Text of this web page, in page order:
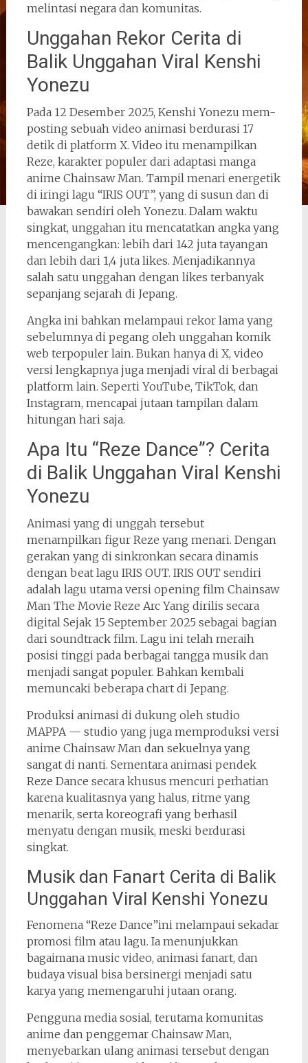
melintasi negara dan komunitas.
Unggahan Rekor Cerita di
Balik Unggahan Viral Kenshi
Yonezu
Pada 12 Desember 2025, Kenshi Yonezu mem-
posting sebuah video animasi berdurasi 17
detik di platform X. Video itu menampilkan
Reze, karakter populer dari adaptasi manga
anime Chainsaw Man. Tampil menari energetik
di iringi lagu “IRIS OUT”, yang di susun dan di
bawakan sendiri oleh Yonezu. Dalam waktu
singkat, unggahan itu mencatatkan angka yang
mencengangkan: lebih dari 142 juta tayangan
dan lebih dari 1,4 juta likes. Menjadikannya
salah satu unggahan dengan likes terbanyak
sepanjang sejarah di Jepang.
Angka ini bahkan melampaui rekor lama yang
sebelumnya di pegang oleh unggahan komik
web terpopuler lain. Bukan hanya di X, video
versi lengkapnya juga menjadi viral di berbagai
platform lain. Seperti YouTube, TikTok, dan
Instagram, mencapai jutaan tampilan dalam
hitungan hari saja.
Apa Itu “Reze Dance”? Cerita
di Balik Unggahan Viral Kenshi
Yonezu
Animasi yang di unggah tersebut
menampilkan figur Reze yang menari. Dengan
gerakan yang di sinkronkan secara dinamis
dengan beat lagu IRIS OUT. IRIS OUT sendiri
adalah lagu utama versi opening film Chainsaw
Man The Movie Reze Arc Yang dirilis secara
digital Sejak 15 September 2025 sebagai bagian
dari soundtrack film. Lagu ini telah meraih
posisi tinggi pada berbagai tangga musik dan
menjadi sangat populer. Bahkan kembali
memuncaki beberapa chart di Jepang.
Produksi animasi di dukung oleh studio
MAPPA — studio yang juga memproduksi versi
anime Chainsaw Man dan sekuelnya yang
sangat di nanti. Sementara animasi pendek
Reze Dance secara khusus mencuri perhatian
karena kualitasnya yang halus, ritme yang
menarik, serta koreografi yang berhasil
menyatu dengan musik, meski berdurasi
singkat.
Musik dan Fanart Cerita di Balik
Unggahan Viral Kenshi Yonezu
Fenomena “Reze Dance”ini melampaui sekadar
promosi film atau lagu. Ia menunjukkan
bagaimana music video, animasi fanart, dan
budaya visual bisa bersinergi menjadi satu
karya yang memengaruhi jutaan orang.
Pengguna media sosial, terutama komunitas
anime dan penggemar Chainsaw Man,
menyebarkan ulang animasi tersebut dengan